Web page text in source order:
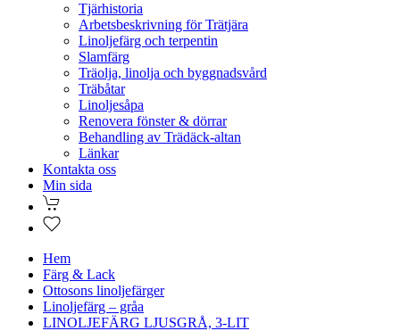
Tjärhistoria
Arbetsbeskrivning för Trätjära
Linoljefärg och terpentin
Slamfärg
Träolja, linolja och byggnadsvård
Träbåtar
Linoljesåpa
Renovera fönster & dörrar
Behandling av Trädäck-altan
Länkar
Kontakta oss
Min sida
Hem
Färg & Lack
Ottosons linoljefärger
Linoljefärg – gråa
LINOLJEFÄRG LJUSGRÅ, 3-LIT